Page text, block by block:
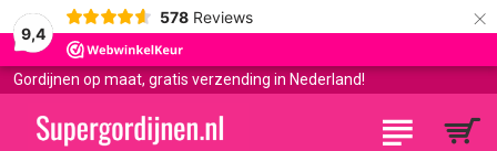
9,4
578 Reviews ×
Gordijnen op maat, gratis verzending in Nederland!